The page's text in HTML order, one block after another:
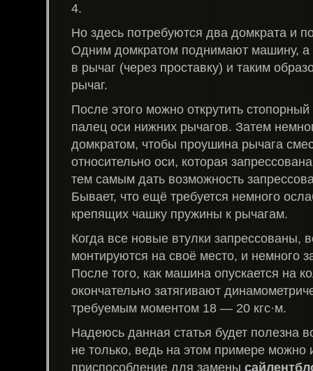
4.
Но здесь потребуются два домкрата и
Одним домкратом поднимают машину, а
в рычаг (через проставку) и таким
рычаг.
После этого можно открутить
палец оси нижних рычагов. Затем
домкратом, чтобы проушина рычага
относительно оси, которая
тем самым дать возможность
Бывает, что ещё требуется немного
крепящих чашку пружины к рычагам.
Когда все новые втулки запрессованы,
монтируются на своё место, и немного
После того, как машина опускается на
окончательно затягивают
требуемым моментом 18 — 20 кгс·м.
Надеюсь данная статья будет полезна
не только, ведь на этом примере можно
приспособление для замены